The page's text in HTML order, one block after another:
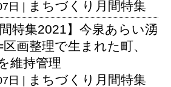
日 | まちづくり月間特集
特集2021】今泉あらい湧
画整理で生まれた町、
維持管理
日 | まちづくり月間特集